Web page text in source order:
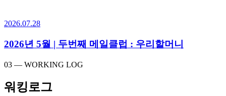
2026.07.28
2026년 5월 | 두번째 메일클럽 : 우리할머니
03 — WORKING LOG
워킹로그